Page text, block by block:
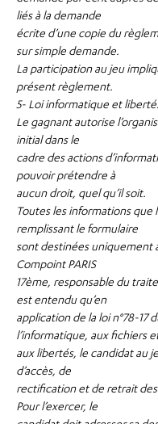
liés à la demande
écrite d’une copie du
sur simple demande.
La participation au jeu
présent règlement.
5- Loi informatique et
Le gagnant autorise
initial dans le
cadre des actions
pouvoir prétendre à
aucun droit, quel qu’il soit.
Toutes les informations
remplissant le formulaire
sont destinées uniquement
Compoint PARIS
17ème, responsable du
est entendu qu’en
application de la loi n°78-17
l’informatique, aux fichiers
aux libertés, le candidat au
d’accès, de
rectification et de retrait
Pour l’exercer, le